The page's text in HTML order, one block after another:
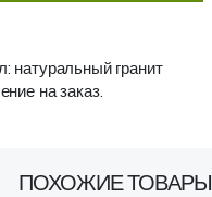
натуральный гранит
на заказ.
ПОХОЖИЕ ТОВАРЫ